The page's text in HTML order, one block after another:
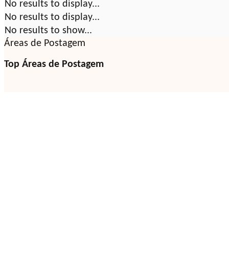
No results to display...
No results to display...
No results to show...
Áreas de Postagem
Top Áreas de Postagem